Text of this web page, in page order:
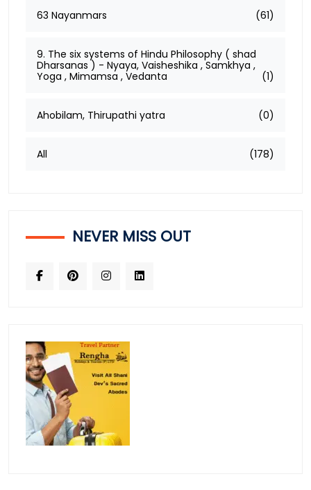
63 Nayanmars (61)
9. The six systems of Hindu Philosophy ( shad
Dharsanas ) - Nyaya, Vaisheshika , Samkhya ,
Yoga , Mimamsa , Vedanta
(1)
Ahobilam, Thirupathi yatra (0)
All (178)
NEVER MISS OUT